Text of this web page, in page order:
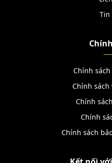
Tin
Chính
Chính sách
Chính
Chính
Chính sách